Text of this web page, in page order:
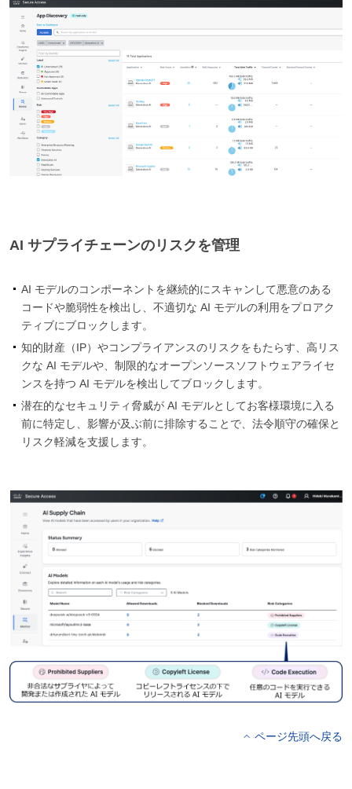
AI サプライチェーンのリスクを管理
AI モデルのコンポーネントを継続的にスキャンして悪意のある
コードや脆弱性を検出し、不適切な AI モデルの利用をプロアク
ティブにブロックします。
知的財産（IP）やコンプライアンスのリスクをもたらす、高リス
クな AI モデルや、制限的なオープンソースソフトウェアライセ
ンスを持つ AI モデルを検出してブロックします。
潜在的なセキュリティ脅威が AI モデルとしてお客様環境に入る
前に特定し、影響が及ぶ前に排除することで、法令順守の確保と
リスク軽減を支援します。
ページ先頭へ戻る